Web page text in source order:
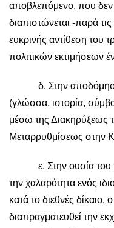
αποβλεπόμενο, που δεν
διαπιστώνεται -παρά
ευκρινής αντίθεση του
πολιτικών εκτιμήσεων
δ. Στην αποδόμηση
(γλώσσα, ιστορία,
μέσω της Διακηρύξεως
Μεταρρυθμίσεως στην
ε. Στην ουσία του
την χαλαρότητα ενός
κατά το διεθνές
διαπραγματευθεί την